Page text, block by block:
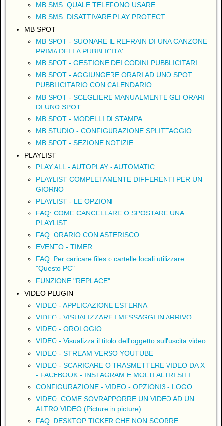
MB SMS: QUALE TELEFONO USARE
MB SMS: DISATTIVARE PLAY PROTECT
MB SPOT
MB SPOT - SUONARE IL REFRAIN DI UNA CANZONE
PRIMA DELLA PUBBLICITA'
MB SPOT - GESTIONE DEI CODINI PUBBLICITARI
MB SPOT - AGGIUNGERE ORARI AD UNO SPOT
PUBBLICITARIO CON CALENDARIO
MB SPOT - SCEGLIERE MANUALMENTE GLI ORARI
DI UNO SPOT
MB SPOT - MODELLI DI STAMPA
MB STUDIO - CONFIGURAZIONE SPLITTAGGIO
MB SPOT - SEZIONE NOTIZIE
PLAYLIST
PLAY ALL - AUTOPLAY - AUTOMATIC
PLAYLIST COMPLETAMENTE DIFFERENTI PER UN
GIORNO
PLAYLIST - LE OPZIONI
FAQ: COME CANCELLARE O SPOSTARE UNA
PLAYLIST
FAQ: ORARIO CON ASTERISCO
EVENTO - TIMER
FAQ: Per caricare files o cartelle locali utilizzare
"Questo PC"
FUNZIONE "REPLACE"
VIDEO PLUGIN
VIDEO - APPLICAZIONE ESTERNA
VIDEO - VISUALIZZARE I MESSAGGI IN ARRIVO
VIDEO - OROLOGIO
VIDEO - Visualizza il titolo dell'oggetto sull'uscita video
VIDEO - STREAM VERSO YOUTUBE
VIDEO - SCARICARE O TRASMETTERE VIDEO DA X
- FACEBOOK - INSTAGRAM E MOLTI ALTRI SITI
CONFIGURAZIONE - VIDEO - OPZIONI3 - LOGO
VIDEO: COME SOVRAPPORRE UN VIDEO AD UN
ALTRO VIDEO (Picture in picture)
FAQ: DESKTOP TICKER CHE NON SCORRE